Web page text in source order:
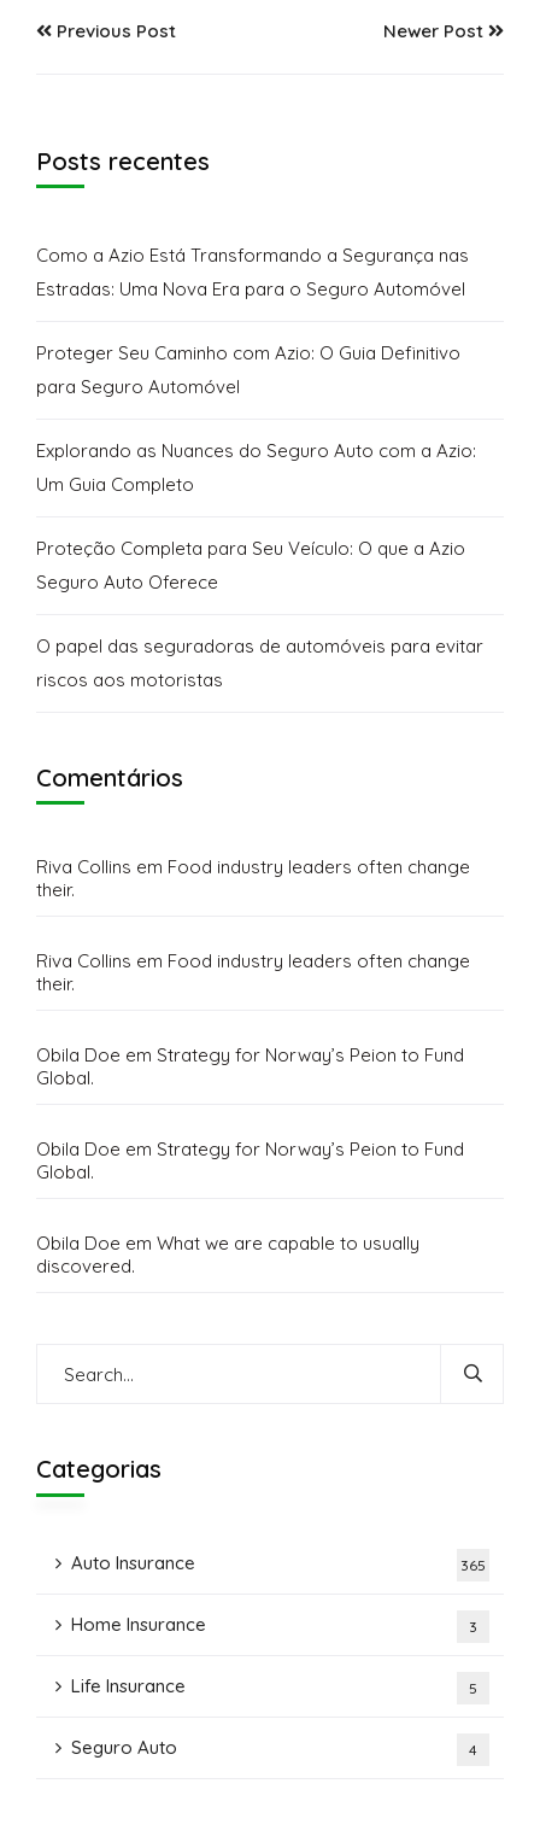
Previous Post Newer Post
Posts recentes
Como a Azio Está Transformando a Segurança nas
Estradas: Uma Nova Era para o Seguro Automóvel
Proteger Seu Caminho com Azio: O Guia Definitivo
para Seguro Automóvel
Explorando as Nuances do Seguro Auto com a Azio:
Um Guia Completo
Proteção Completa para Seu Veículo: O que a Azio
Seguro Auto Oferece
O papel das seguradoras de automóveis para evitar
riscos aos motoristas
Comentários
Riva Collins em Food industry leaders often change
their.
Riva Collins em Food industry leaders often change
their.
Obila Doe em Strategy for Norway’s Peion to Fund
Global.
Obila Doe em Strategy for Norway’s Peion to Fund
Global.
Obila Doe em What we are capable to usually
discovered.
Categorias
Auto Insurance 365
Home Insurance 3
Life Insurance 5
Seguro Auto 4